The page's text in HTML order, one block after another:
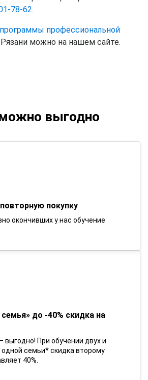
78-62.
программы профессиональной
можно на нашем сайте.
выгодно
покупку
окончивших у нас обучение
до -40% скидка на
выгодно! При обучении двух и
одной семьи* скидка второму
40%.